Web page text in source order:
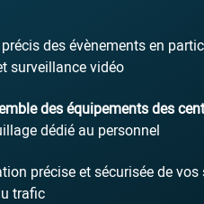
des évènements en
surveillance vidéo
des équipements des
dédié au personnel
précise et sécurisée de
trafic